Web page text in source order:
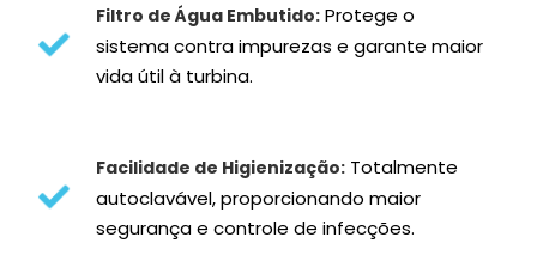
Filtro de Água Embutido: Protege o
sistema contra impurezas e garante maior
vida útil à turbina.
Facilidade de Higienização: Totalmente
autoclavável, proporcionando maior
segurança e controle de infecções.